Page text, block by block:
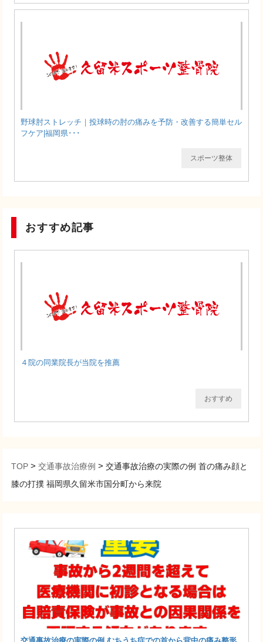
野球肘ストレッチ｜投球時の肘の痛みを予防・改善する簡単セル
フケア|福岡県･･･
スポーツ整体
おすすめ記事
４院の同業院長が当院を推薦
おすすめ
TOP >交通事故治療例 >交通事故治療の実際の例 首の痛み顔と
膝の打撲 福岡県久留米市国分町から来院